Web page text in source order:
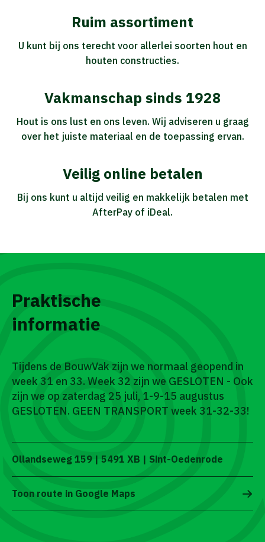
Ruim assortiment
U kunt bij ons terecht voor allerlei soorten hout en
houten constructies.
Vakmanschap sinds 1928
Hout is ons lust en ons leven. Wij adviseren u graag
over het juiste materiaal en de toepassing ervan.
Veilig online betalen
Bij ons kunt u altijd veilig en makkelijk betalen met
AfterPay of iDeal.
Praktische
informatie
Tijdens de BouwVak zijn we normaal geopend in
week 31 en 33. Week 32 zijn we GESLOTEN - Ook
zijn we op zaterdag 25 juli, 1-9-15 augustus
GESLOTEN. GEEN TRANSPORT week 31-32-33!
Ollandseweg 159 | 5491 XB | Sint-Oedenrode
Toon route in Google Maps